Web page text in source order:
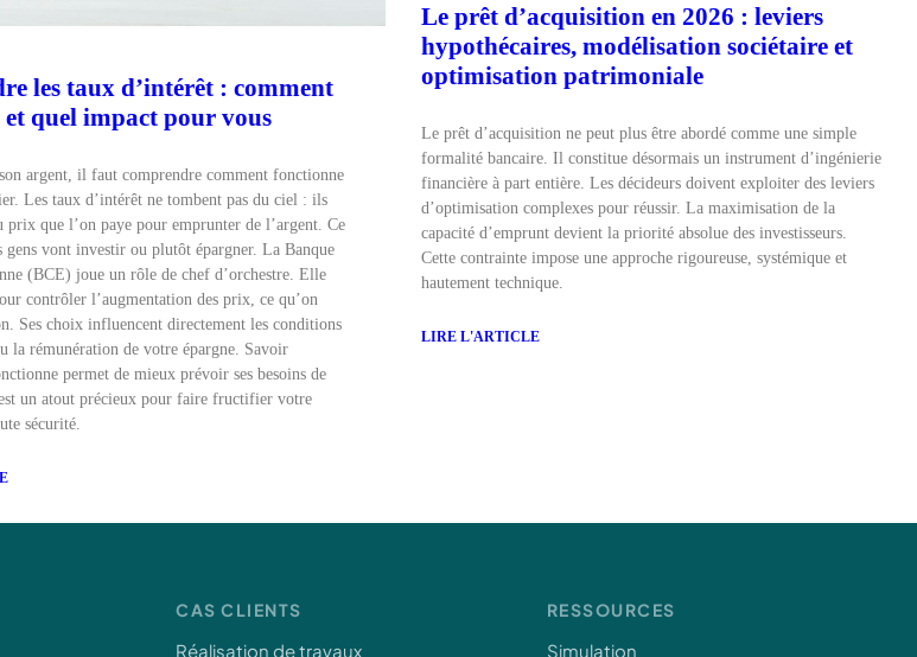
les taux d’intérêt : comment
et quel impact pour vous
argent, il faut comprendre comment fonctionne
Les taux d’intérêt ne tombent pas du ciel : ils
prix que l’on paye pour emprunter de l’argent. Ce
gens vont investir ou plutôt épargner. La Banque
(BCE) joue un rôle de chef d’orchestre. Elle
contrôler l’augmentation des prix, ce qu’on
Ses choix influencent directement les conditions
la rémunération de votre épargne. Savoir
permet de mieux prévoir ses besoins de
un atout précieux pour faire fructifier votre
sécurité.
Le prêt d’acquisition en 2026 : leviers
hypothécaires, modélisation sociétaire et
optimisation patrimoniale
Le prêt d’acquisition ne peut plus être abordé comme une simple
formalité bancaire. Il constitue désormais un instrument d’ingénierie
financière à part entière. Les décideurs doivent exploiter des leviers
d’optimisation complexes pour réussir. La maximisation de la
capacité d’emprunt devient la priorité absolue des investisseurs.
Cette contrainte impose une approche rigoureuse, systémique et
hautement technique.
LIRE L'ARTICLE
CAS CLIENTS
Réalisation de travaux
RESSOURCES
Simulation